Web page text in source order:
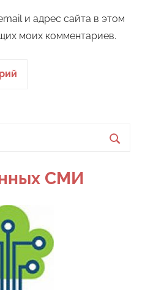
и адрес сайта в этом
моих комментариев.
СМИ